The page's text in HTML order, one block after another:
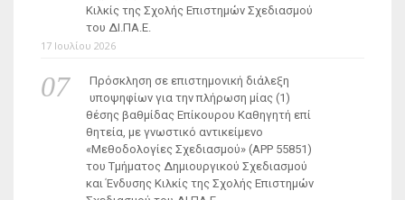
Κιλκίς της Σχολής Επιστημών Σχεδιασμού
του ΔΙ.ΠΑ.Ε.
17 Ιουλίου 2026
Πρόσκληση σε επιστημονική διάλεξη
υποψηφίων για την πλήρωση μίας (1)
θέσης βαθμίδας Επίκουρου Καθηγητή επί
θητεία, με γνωστικό αντικείμενο
«Μεθοδολογίες Σχεδιασμού» (ΑΡΡ 55851)
του Τμήματος Δημιουργικού Σχεδιασμού
και Ένδυσης Κιλκίς της Σχολής Επιστημών